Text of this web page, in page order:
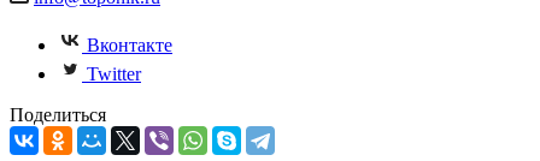
Вконтакте
Twitter
Поделиться